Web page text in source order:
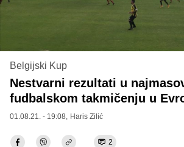
Belgijski Kup
Nestvarni rezultati u
fudbalskom takmičenju u
01.08.21. - 19:08, Haris Zilić
2